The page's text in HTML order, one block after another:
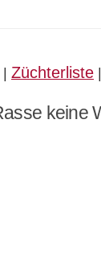
| Züchterliste |
keine